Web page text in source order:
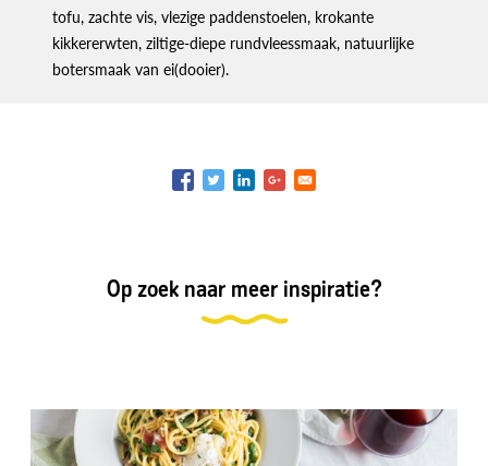
tofu, zachte vis, vlezige paddenstoelen, krokante
kikkererwten, ziltige-diepe rundvleessmaak, natuurlijke
botersmaak van ei(dooier).
Op zoek naar meer inspiratie?